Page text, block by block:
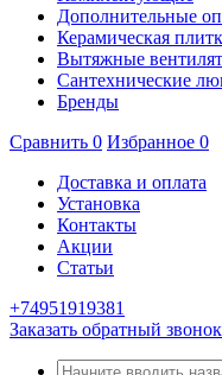
Дополнительные
Керамическая
Вытяжные
Сантехнические
Бренды
Сравнить 0 Избранное 0
Доставка и оплата
Установка
Контакты
Акции
Статьи
+74951919381
Заказать обратный